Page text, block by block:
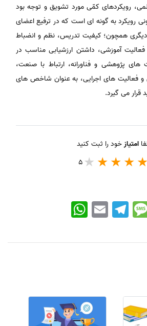
رویکردهای کمّی مورد تشویق و توجه بود
رویکرد به گونه ای است که در ترفیع اعضای
همچون؛ کیفیت تدریس، نظم و انضباط
آموزشی، داشتن ارزشیابی مناسب در
پژوهشی و فناورانه، ارتباط با صنعت،
و فعالیت های اجرایی، به عنوان شاخص های
قرار می گیرد.
امتیازخود را ثبت کنید
5
WhatsApp EmailTelegram